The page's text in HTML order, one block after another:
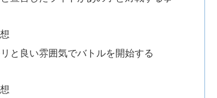
と良い雰囲気でバトルを開始する